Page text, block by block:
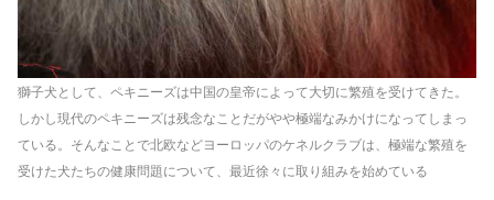
獅子犬として、ペキニーズは中国の皇帝によって大切に繁殖を受けてきた。
しかし現代のペキニーズは残念なことだがやや極端なみかけになってしまっ
ている。そんなことで北欧などヨーロッパのケネルクラブは、極端な繁殖を
受けた犬たちの健康問題について、最近徐々に取り組みを始めている